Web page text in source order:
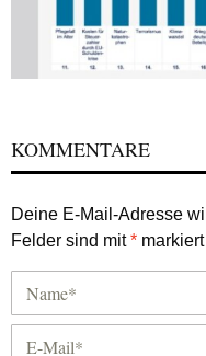
KOMMENTARE
Deine E-Mail-Adresse
Felder sind mit* markiert